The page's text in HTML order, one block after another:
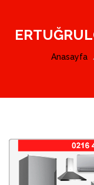
Anasayfa